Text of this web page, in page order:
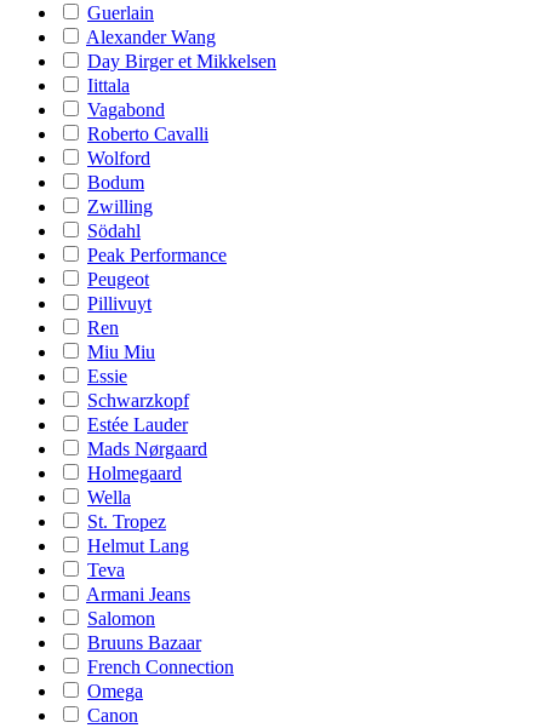
Guerlain
Alexander Wang
Day Birger et Mikkelsen
Iittala
Vagabond
Roberto Cavalli
Wolford
Bodum
Zwilling
Södahl
Peak Performance
Peugeot
Pillivuyt
Ren
Miu Miu
Essie
Schwarzkopf
Estée Lauder
Mads Nørgaard
Holmegaard
Wella
St. Tropez
Helmut Lang
Teva
Armani Jeans
Salomon
Bruuns Bazaar
French Connection
Omega
Canon